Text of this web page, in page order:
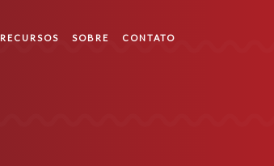
RECURSOS SOBRE CONTATO